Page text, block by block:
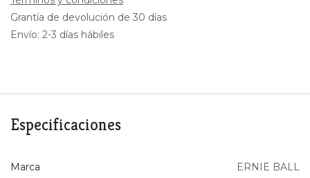
Grantía de devolución de 30 días
Envío: 2-3 días hábiles
Especificaciones
Marca ERNIE BALL